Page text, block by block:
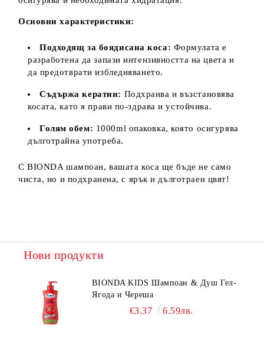
Основни характеристики:
Подходящ за боядисана коса: Формулата е
разработена да запази интензивността на цвета и
да предотврати избледняването.
Съдържа кератин: Подхранва и възстановява
косата, като я прави по-здрава и устойчива.
Голям обем: 1000ml опаковка, която осигурява
дълготрайна употреба.
С BIONDA шампоан, вашата коса ще бъде не само
чиста, но и подхранена, с ярък и дълготраен цвят!
Нови продукти
BIONDA KIDS Шампоан & Душ Гел-
Ягода и Череша
€3.37 6.59лв.